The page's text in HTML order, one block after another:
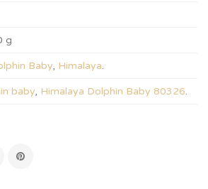
g
Baby, Himalaya.
baby, Himalaya Dolphin Baby 80326.